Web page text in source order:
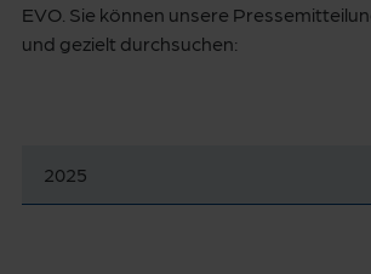
EVO. Sie können unsere
und gezielt durchsuchen:
2025